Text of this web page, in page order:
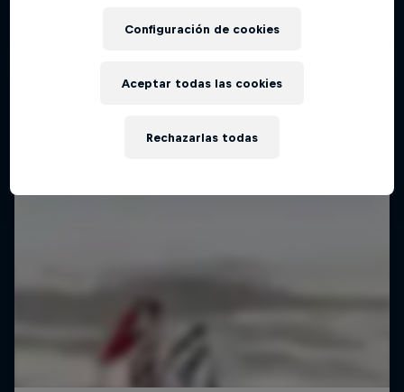
Configuración de cookies
Rechazarlas todas
Aceptar todas las cookies